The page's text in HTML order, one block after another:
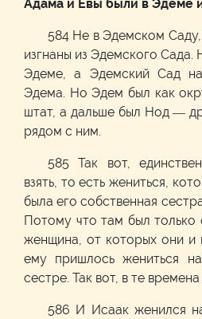
Адама и Евы были в Эдеме
584 Не в Эдемском
изгнаны из Эдемского
Эдеме, а Эдемский Сад
Эдема. Но Эдем был как
штат, а дальше был Нод —
рядом с ним.
585 Так вот,
взять, то есть жениться,
была его собственная
Потому что там был
женщина, от которых они и
ему пришлось жениться
сестре. Так вот, в те
586 И Исаак женился